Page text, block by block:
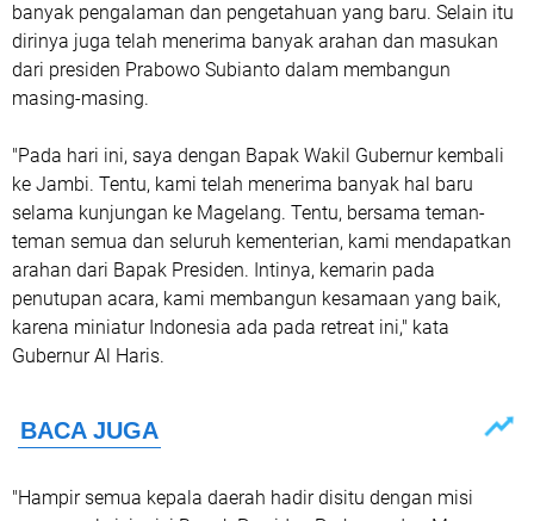
banyak pengalaman dan pengetahuan yang baru. Selain itu
dirinya juga telah menerima banyak arahan dan masukan
dari presiden Prabowo Subianto dalam membangun
masing-masing.
"Pada hari ini, saya dengan Bapak Wakil Gubernur kembali
ke Jambi. Tentu, kami telah menerima banyak hal baru
selama kunjungan ke Magelang. Tentu, bersama teman-
teman semua dan seluruh kementerian, kami mendapatkan
arahan dari Bapak Presiden. Intinya, kemarin pada
penutupan acara, kami membangun kesamaan yang baik,
karena miniatur Indonesia ada pada retreat ini," kata
Gubernur Al Haris.
"Hampir semua kepala daerah hadir disitu dengan misi